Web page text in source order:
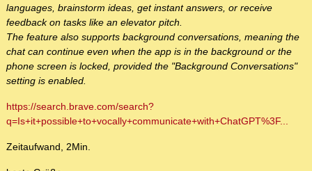
languages, brainstorm ideas, get instant answers, or receive
feedback on tasks like an elevator pitch.
The feature also supports background conversations, meaning the
chat can continue even when the app is in the background or the
phone screen is locked, provided the "Background Conversations"
setting is enabled.
https://search.brave.com/search?
q=Is+it+possible+to+vocally+communicate+with+ChatGPT%3F...
Zeitaufwand, 2Min.